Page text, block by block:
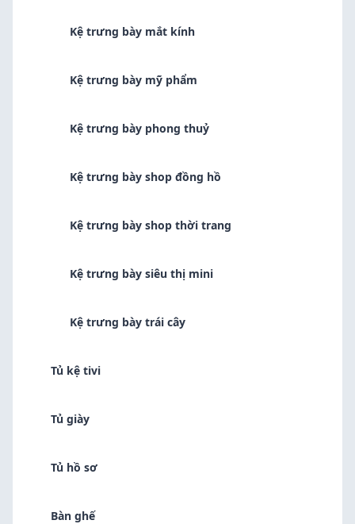
Kệ trưng bày mắt kính
Kệ trưng bày mỹ phẩm
Kệ trưng bày phong thuỷ
Kệ trưng bày shop đồng hồ
Kệ trưng bày shop thời trang
Kệ trưng bày siêu thị mini
Kệ trưng bày trái cây
Tủ kệ tivi
Tủ giày
Tủ hồ sơ
Bàn ghế